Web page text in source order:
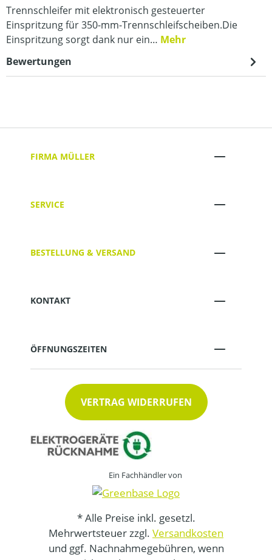
Trennschleifer mit elektronisch gesteuerter
Einspritzung für 350-mm-Trennschleifscheiben.Die
Einspritzung sorgt dank nur ein… Mehr
Bewertungen
FIRMA MÜLLER
SERVICE
BESTELLUNG & VERSAND
KONTAKT
ÖFFNUNGSZEITEN
VERTRAG WIDERRUFEN
Ein Fachhändler von
* Alle Preise inkl. gesetzl.
Mehrwertsteuer zzgl. Versandkosten
und ggf. Nachnahmegebühren, wenn